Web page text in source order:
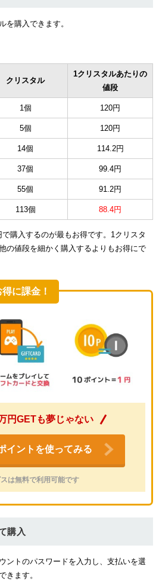
を購入できます。
クリスタル
1クリスタルあたりの
値段
1個 120円
5個 120円
14個 114.2円
37個 99.4円
55個 91.2円
113個 88.4円
購入するのが最もお得です。1クリスタ
の値段を細かく購入するよりもお得にで
に課金！
円GETも夢じゃない
イントを使ってみる
は無料で利用可能です
購入
ントのパスワードを入力し、支払いを選
きます。